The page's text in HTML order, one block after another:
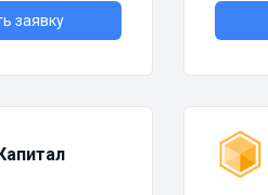
заявку